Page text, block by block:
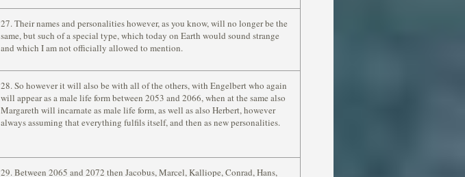
27. Their names and personalities however, as you know, will no longer be the
same, but such of a special type, which today on Earth would sound strange
and which I am not officially allowed to mention.
28. So however it will also be with all of the others, with Engelbert who again
will appear as a male life form between 2053 and 2066, when at the same also
Margareth will incarnate as male life form, as well as also Herbert, however
always assuming that everything fulfils itself, and then as new personalities.
29. Between 2065 and 2072 then Jacobus, Marcel, Kalliope, Conrad, Hans,